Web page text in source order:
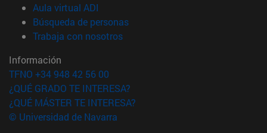
Aula virtual ADI
Búsqueda de personas(abre en nueva ventana)
Trabaja con nosotros(abre en nueva ventana)
Información
TFNO +34 948 42 56 00
¿QUÉ GRADO TE INTERESA?
¿QUÉ MÁSTER TE INTERESA?
© Universidad de Navarra